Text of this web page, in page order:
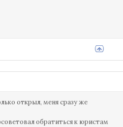
открыл, меня сразу же
обратиться к юристам